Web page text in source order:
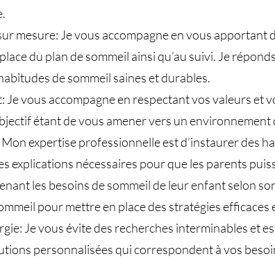
mesure: Je vous accompagne en vous
du plan de sommeil ainsi qu’au suivi. Je
de sommeil saines et durables.
Je vous accompagne en respectant vos valeurs et
étant de vous amener vers un
expertise professionnelle est d’instaurer des
explications nécessaires pour que les parents
les besoins de sommeil de leur enfant selon
pour mettre en place des stratégies efficaces
Je vous évite des recherches interminables et
personnalisées qui correspondent à vos